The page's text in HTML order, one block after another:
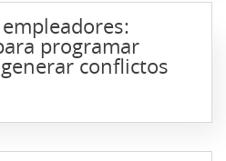
programar
conflictos